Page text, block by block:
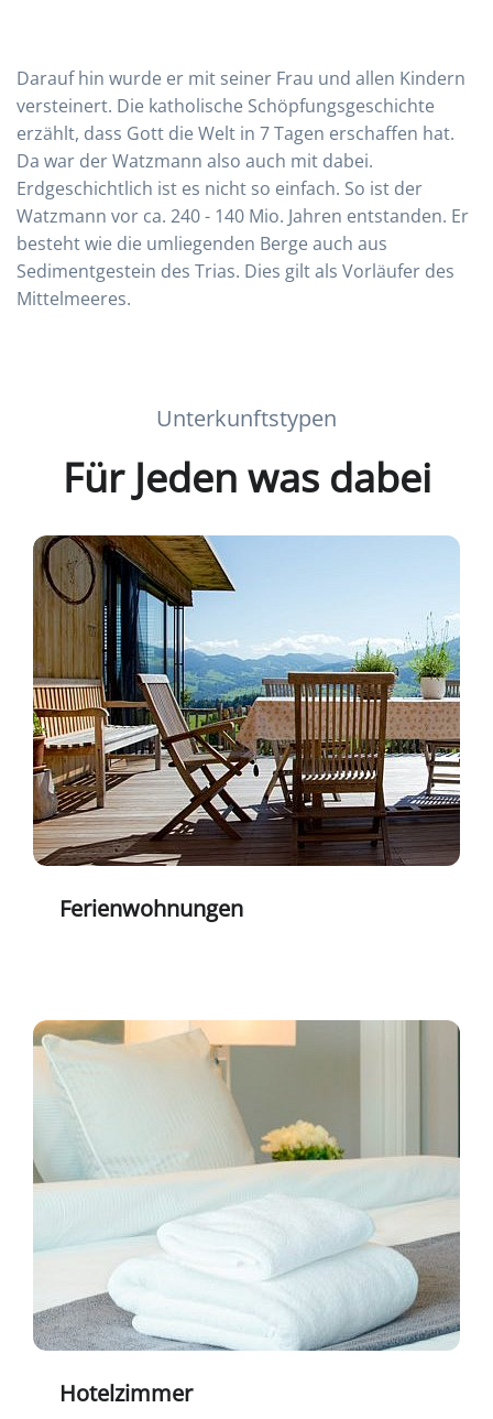
Darauf hin wurde er mit seiner Frau und allen Kindern
versteinert. Die katholische Schöpfungsgeschichte
erzählt, dass Gott die Welt in 7 Tagen erschaffen hat.
Da war der Watzmann also auch mit dabei.
Erdgeschichtlich ist es nicht so einfach. So ist der
Watzmann vor ca. 240 - 140 Mio. Jahren entstanden. Er
besteht wie die umliegenden Berge auch aus
Sedimentgestein des Trias. Dies gilt als Vorläufer des
Mittelmeeres.
Unterkunftstypen
Für Jeden was dabei
Ferienwohnungen
Hotelzimmer